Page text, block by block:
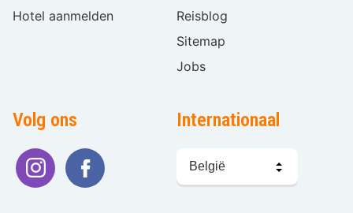
Hotel aanmelden
Reisblog
Sitemap
Jobs
Volg ons Internationaal
kiezen